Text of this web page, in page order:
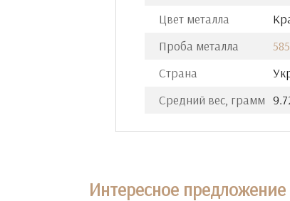
Цвет металла
Проба металла
Страна
Средний вес, грамм
Интересное предложение